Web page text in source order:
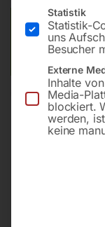
Versandkosten
Bitte beachten
Andere Länder
Statistik
Statistik-
uns
Besucher
Externe
Inhalte
Media-
blockiert.
werden,
keine